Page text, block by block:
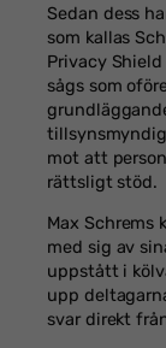
Sedan dess
som kallas
Privacy
sågs som
mot att
rättsligt stöd.
Max Schrems
med sig av
uppstått i
upp
svar direkt